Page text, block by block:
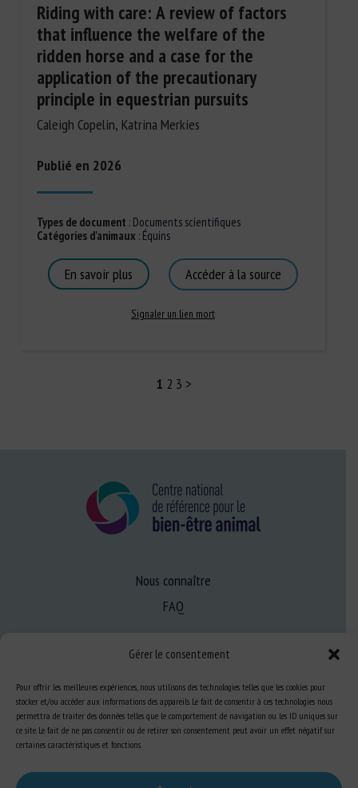
Gérer le consentement
Pour offrir les meilleures expériences, nous utilisons des technologies telles que les cookies pour
stocker et/ou accéder aux informations des appareils. Le fait de consentir à ces technologies nous
permettra de traiter des données telles que le comportement de navigation ou les ID uniques sur
ce site. Le fait de ne pas consentir ou de retirer son consentement peut avoir un effet négatif sur
certaines caractéristiques et fonctions.
Riding with care: A review of factors
that influence the welfare of the
ridden horse and a case for the
application of the precautionary
principle in equestrian pursuits
Caleigh Copelin, Katrina Merkies
Publié en 2026
Types de document : Documents scientifiques
Catégories d'animaux : Équins
En savoir plus Accéder à la source
Signaler un lien mort
1 2 3 >
Nous connaître
FAQ
Expertise
S’informer sur le BEA
Se former au BEA
Ressources